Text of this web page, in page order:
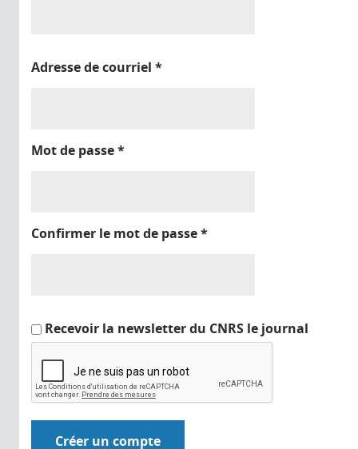
Adresse de courriel *
Mot de passe*
Confirmer le mot de passe*
Recevoir la newsletter du CNRS le journal